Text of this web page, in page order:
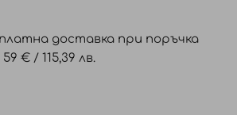
доставка при поръчка
€ / 115,39 лв.